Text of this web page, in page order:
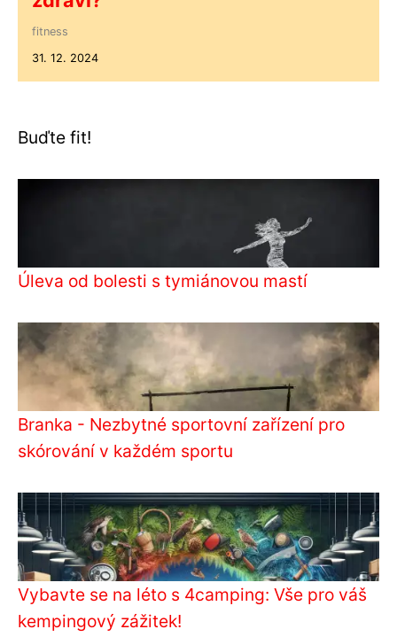
fitness
31. 12. 2024
Buďte fit!
Úleva od bolesti s tymiánovou mastí
Branka - Nezbytné sportovní zařízení pro
skórování v každém sportu
Vybavte se na léto s 4camping: Vše pro váš
kempingový zážitek!